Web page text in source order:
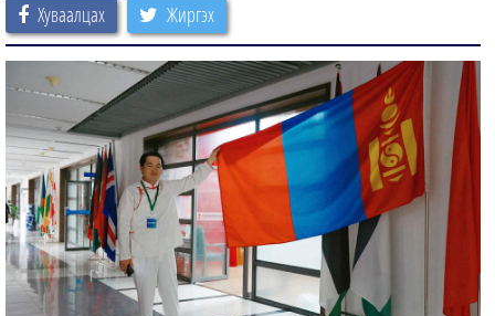
Хуваалцах Жиргэх